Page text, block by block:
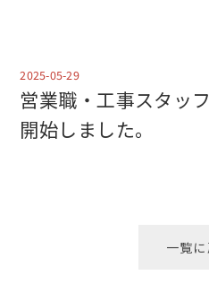
2025-05-29
営業職・工事スタッ
開始しました。
一覧に